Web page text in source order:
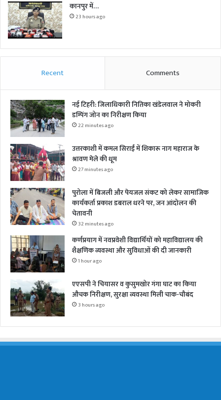
कानपुर में…
23 hours ago
Recent Comments
नई टिहरी: जिलाधिकारी नितिका खंडेलवाल ने मोकरी
डम्पिंग जोन का निरीक्षण किया
22 minutes ago
उत्तरकाशी में कमल सिराईं में शिकारू नाग महाराज के
श्रावण मेले की धूम
27 minutes ago
पुरोला में बिजली और पेयजल संकट को लेकर सामाजिक
कार्यकर्ता प्रकाश डबराल धरने पर, जन आंदोलन की
चेतावनी
32 minutes ago
कर्णप्रयाग में नवप्रवेशी विद्यार्थियों को महाविद्यालय की
शैक्षणिक व्यवस्था और सुविधाओं की दी जानकारी
1 hour ago
एएसपी ने चियासर व कुसुमखोर गंगा घाट का किया
औचक निरीक्षण, सुरक्षा व्यवस्था मिली चाक-चौबंद
3 hours ago